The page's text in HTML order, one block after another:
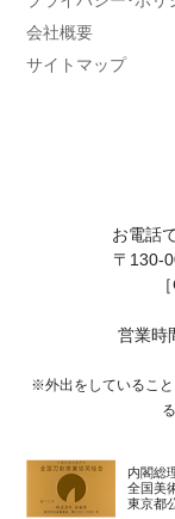
会社概要
サイトマップ
お電話
〒130-
営業時
※外出をしているこ
内閣総
全国美
東京都